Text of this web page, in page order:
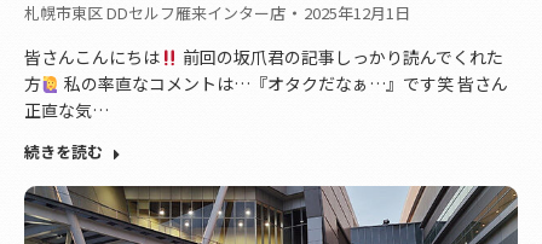
札幌市東区 DDセルフ雁来インター店 2025年12月1日
皆さんこんにちは
前回の坂爪君の記事しっかり読んでくれた
方
私の率直なコメントは…『オタクだなぁ…』です笑 皆さん
正直な気…
続きを読む